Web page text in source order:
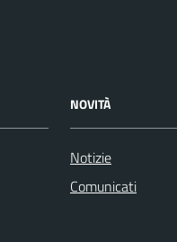
NOVITÀ
Notizie
Comunicati